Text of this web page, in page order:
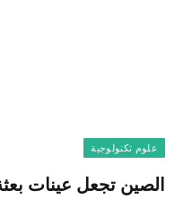
علوم تكنولوجية